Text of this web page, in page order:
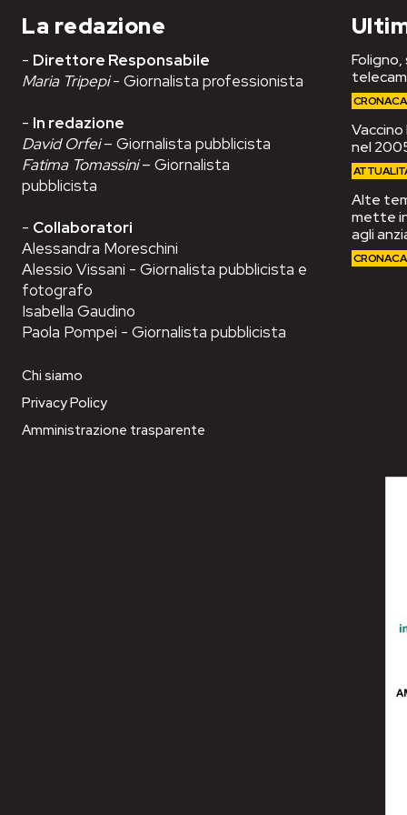
La redazione
- Direttore Responsabile
Maria Tripepi- Giornalista professionista
- In redazione
David Orfei– Giornalista pubblicista
Fatima Tomassini– Giornalista
pubblicista
- Collaboratori
Alessandra Moreschini
Alessio Vissani - Giornalista pubblicista e
fotografo
Isabella Gaudino
Paola Pompei - Giornalista pubblicista
Chi siamo
Privacy Policy
Amministrazione trasparente
CRONACA
nel
Alte
mette
agli
CRONACA